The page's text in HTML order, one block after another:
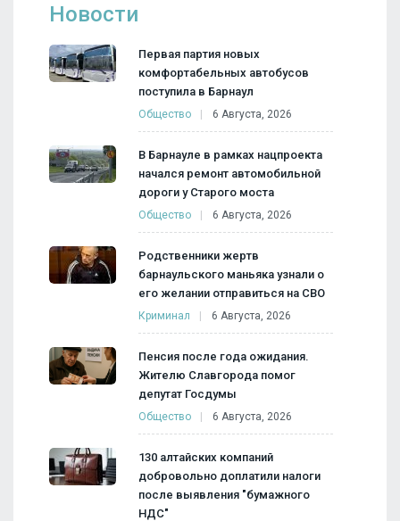
Новости
Первая партия новых
комфортабельных автобусов
поступила в Барнаул
Общество 6 Августа, 2026
В Барнауле в рамках нацпроекта
начался ремонт автомобильной
дороги у Старого моста
Общество 6 Августа, 2026
Родственники жертв
барнаульского маньяка узнали о
его желании отправиться на СВО
Криминал 6 Августа, 2026
Пенсия после года ожидания.
Жителю Славгорода помог
депутат Госдумы
Общество 6 Августа, 2026
130 алтайских компаний
добровольно доплатили налоги
после выявления "бумажного
НДС"